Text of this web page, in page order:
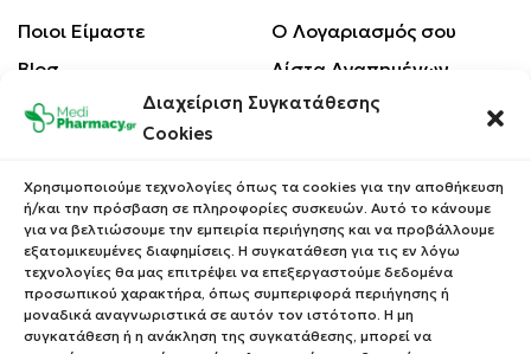
Διαχείριση Συγκατάθεσης
Cookies
Χρησιμοποιούμε τεχνολογίες όπως τα cookies για την αποθήκευση
ή/και την πρόσβαση σε πληροφορίες συσκευών. Αυτό το κάνουμε
για να βελτιώσουμε την εμπειρία περιήγησης και να προβάλλουμε
εξατομικευμένες διαφημίσεις. Η συγκατάθεση για τις εν λόγω
τεχνολογίες θα μας επιτρέψει να επεξεργαστούμε δεδομένα
προσωπικού χαρακτήρα, όπως συμπεριφορά περιήγησης ή
μοναδικά αναγνωριστικά σε αυτόν τον ιστότοπο. Η μη
συγκατάθεση ή η ανάκληση της συγκατάθεσης, μπορεί να
Ποιοι Είμαστε
Blog
Επικοινωνία
Πολιτική Απορρήτου
Τρόποι Αποστολής
Τρόποι Πληρωμής
Επιστροφές Προϊόντων
Ο Λογαριασμός σου
Λίστα Αγαπημένων
Οι Παραγγελίες σου
Κέρδισε Κουπόνι
Έκπτωσης